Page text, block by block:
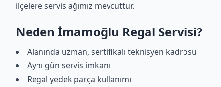
ilçelere servis ağımız mevcuttur.
Neden İmamoğlu Regal Servisi?
Alanında uzman, sertifikalı teknisyen kadrosu
Aynı gün servis imkanı
Regal yedek parça kullanımı